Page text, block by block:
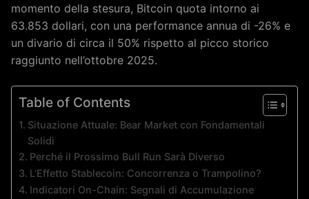
momento della stesura, Bitcoin quota intorno ai
63.853 dollari, con una performance annua di -26% e
un divario di circa il 50% rispetto al picco storico
raggiunto nell’ottobre 2025.
Table of Contents
Situazione Attuale: Bear Market con Fondamentali
Solidi
Perché il Prossimo Bull Run Sarà Diverso
L’Effetto Stablecoin: Concorrenza o Trampolino?
Indicatori On-Chain: Segnali di Accumulazione